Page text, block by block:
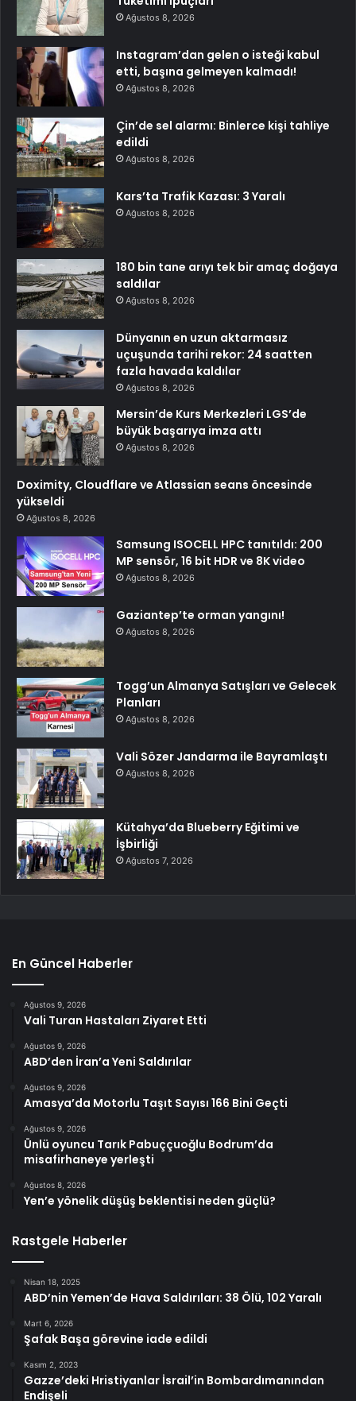
Ağustos 8, 2026
Instagram’dan gelen o isteği kabul
etti, başına gelmeyen kalmadı!
Ağustos 8, 2026
Çin’de sel alarmı: Binlerce kişi tahliye
edildi
Ağustos 8, 2026
Kars’ta Trafik Kazası: 3 Yaralı
Ağustos 8, 2026
180 bin tane arıyı tek bir amaç doğaya
saldılar
Ağustos 8, 2026
Dünyanın en uzun aktarmasız
uçuşunda tarihi rekor: 24 saatten
fazla havada kaldılar
Ağustos 8, 2026
Mersin’de Kurs Merkezleri LGS’de
büyük başarıya imza attı
Ağustos 8, 2026
Doximity, Cloudflare ve Atlassian seans öncesinde
yükseldi
Ağustos 8, 2026
Samsung ISOCELL HPC tanıtıldı: 200
MP sensör, 16 bit HDR ve 8K video
Ağustos 8, 2026
Gaziantep’te orman yangını!
Ağustos 8, 2026
Togg’un Almanya Satışları ve Gelecek
Planları
Ağustos 8, 2026
Vali Sözer Jandarma ile Bayramlaştı
Ağustos 8, 2026
Kütahya’da Blueberry Eğitimi ve
İşbirliği
Ağustos 7, 2026
En Güncel Haberler
Ağustos 9, 2026
Vali Turan Hastaları Ziyaret Etti
Ağustos 9, 2026
ABD’den İran’a Yeni Saldırılar
Ağustos 9, 2026
Amasya’da Motorlu Taşıt Sayısı 166 Bini Geçti
Ağustos 9, 2026
Ünlü oyuncu Tarık Pabuççuoğlu Bodrum’da
misafirhaneye yerleşti
Ağustos 8, 2026
Yen’e yönelik düşüş beklentisi neden güçlü?
Rastgele Haberler
Nisan 18, 2025
ABD’nin Yemen’de Hava Saldırıları: 38 Ölü, 102 Yaralı
Mart 6, 2026
Şafak Başa görevine iade edildi
Kasım 2, 2023
Gazze’deki Hristiyanlar İsrail’in Bombardımanından
Endişeli